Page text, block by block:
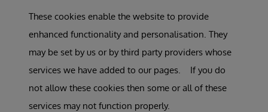
These cookies enable the website to provide
enhanced functionality and personalisation. They
may be set by us or by third party providers whose
services we have added to our pages. If you do
not allow these cookies then some or all of these
services may not function properly.